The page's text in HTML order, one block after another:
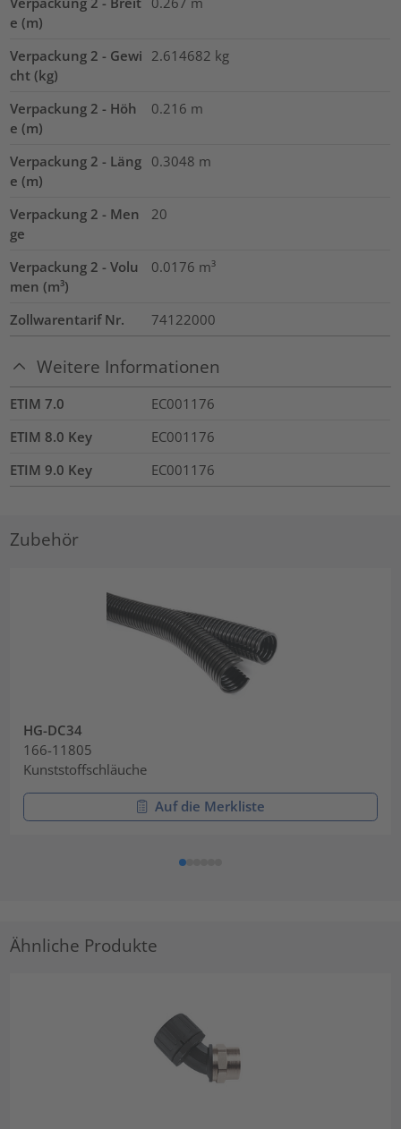
e (m)
Verpackung 2 - Gewi
cht (kg)
2.614682 kg
Verpackung 2 - Höh
e (m)
0.216 m
Verpackung 2 - Läng
e (m)
0.3048 m
Verpackung 2 - Men
ge
20
Verpackung 2 - Volu
men (m³)
0.0176 m³
Zollwarentarif Nr. 74122000
Weitere Informationen
ETIM 7.0
EC001176
ETIM 8.0 Key
EC001176
ETIM 9.0 Key
EC001176
Zubehör
HG-DC34
166-11805
Kunststoffschläuche
Auf die Merkliste
Ähnliche Produkte